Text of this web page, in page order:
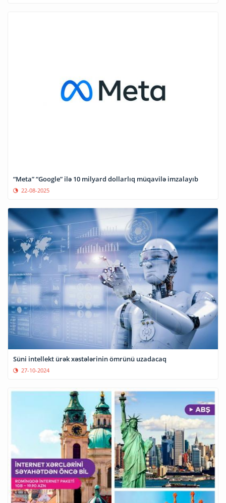
“Meta” “Google” ilə 10 milyard dollarlıq müqavilə imzalayıb
22-08-2025
Süni intellekt ürək xəstələrinin ömrünü uzadacaq
27-10-2024